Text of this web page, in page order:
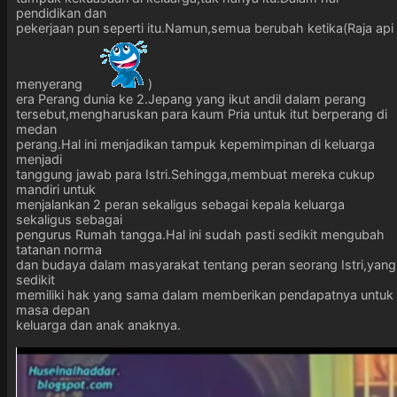
pendidikan dan
pekerjaan pun seperti itu.Namun,semua berubah ketika(Raja api
menyerang
)
era Perang dunia ke 2.Jepang yang ikut andil dalam perang
tersebut,mengharuskan para kaum Pria untuk itut berperang di
medan
perang.Hal ini menjadikan tampuk kepemimpinan di keluarga
menjadi
tanggung jawab para Istri.Sehingga,membuat mereka cukup
mandiri untuk
menjalankan 2 peran sekaligus sebagai kepala keluarga
sekaligus sebagai
pengurus Rumah tangga.Hal ini sudah pasti sedikit mengubah
tatanan norma
dan budaya dalam masyarakat tentang peran seorang Istri,yang
sedikit
memiliki hak yang sama dalam memberikan pendapatnya untuk
masa depan
keluarga dan anak anaknya.